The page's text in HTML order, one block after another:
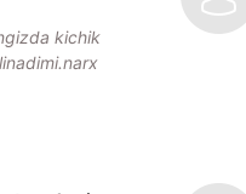
kichik